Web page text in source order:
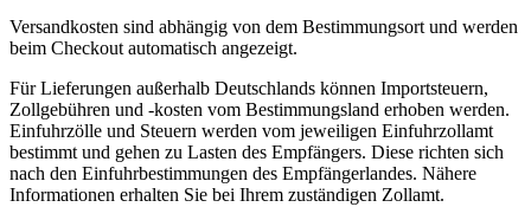
Versandkosten sind abhängig von dem Bestimmungsort und werden
beim Checkout automatisch angezeigt.
Für Lieferungen außerhalb Deutschlands können Importsteuern,
Zollgebühren und -kosten vom Bestimmungsland erhoben werden.
Einfuhrzölle und Steuern werden vom jeweiligen Einfuhrzollamt
bestimmt und gehen zu Lasten des Empfängers. Diese richten sich
nach den Einfuhrbestimmungen des Empfängerlandes. Nähere
Informationen erhalten Sie bei Ihrem zuständigen Zollamt.